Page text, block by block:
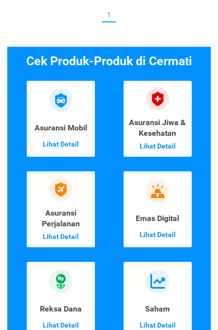
1
Cek Produk-Produk di Cermati
Asuransi Mobil
Lihat Detail
Asuransi Jiwa &
Kesehatan
Lihat Detail
Asuransi
Perjalanan
Lihat Detail
Emas Digital
Lihat Detail
Reksa Dana
Lihat Detail
Saham
Lihat Detail